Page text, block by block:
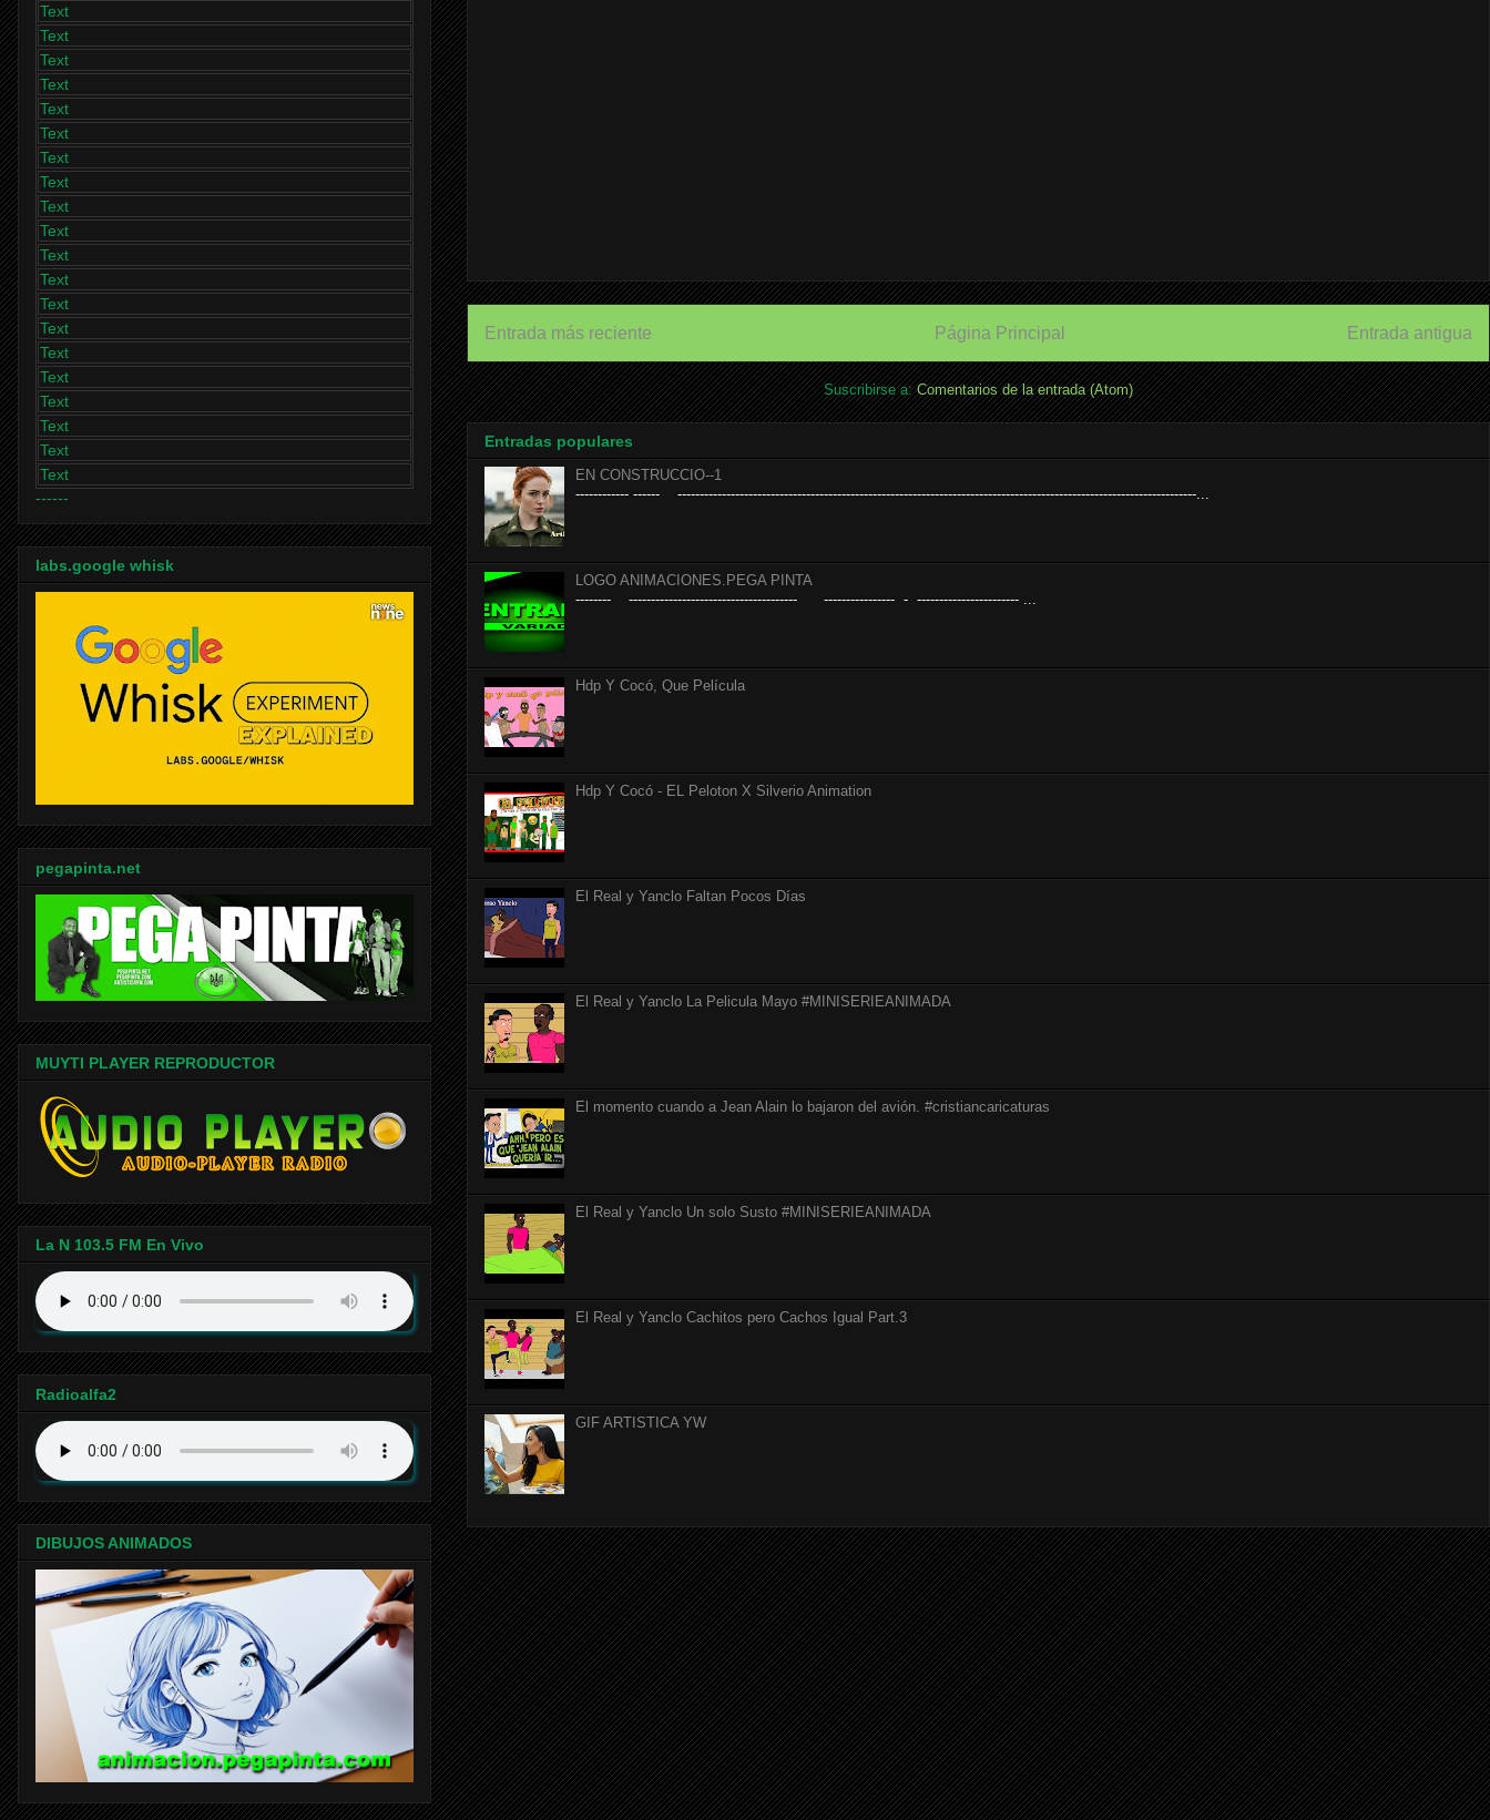
Entrada más reciente Entrada antigua
Página Principal
Suscribirse a:Comentarios de la entrada (Atom)
Entradas populares
EN CONSTRUCCIO--1
------------ ------ ---------------------------------------------------------------------------------------------------------------------...
LOGO ANIMACIONES.PEGA PINTA
-------- -------------------------------------- ---------------- - ----------------------- ...
Hdp Y Cocó, Que Película
Hdp Y Cocó - EL Peloton X Silverio Animation
El Real y Yanclo Faltan Pocos Días
El Real y Yanclo La Pelicula Mayo #MINISERIEANIMADA
El momento cuando a Jean Alain lo bajaron del avión. #cristiancaricaturas
El Real y Yanclo Un solo Susto #MINISERIEANIMADA
El Real y Yanclo Cachitos pero Cachos Igual Part.3
GIF ARTISTICA YW
Text
Text
Text
Text
Text
Text
Text
Text
Text
Text
Text
Text
Text
Text
Text
Text
Text
Text
Text
Text
------
labs.google whisk
pegapinta.net
MUYTI PLAYER REPRODUCTOR
La N 103.5 FM En Vivo
Radioalfa2
DIBUJOS ANIMADOS